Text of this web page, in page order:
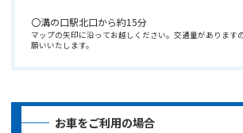
〇溝の口駅北口から約15分
マップの矢印に沿ってお越しください。交通量があります
願いいたします。
お車をご利用の場合